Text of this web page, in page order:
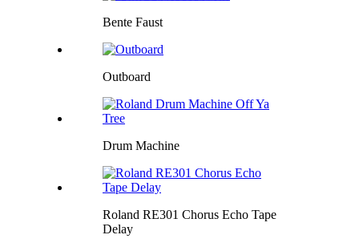
Bente Faust
Outboard
Drum Machine
Roland RE301 Chorus Echo Tape
Delay